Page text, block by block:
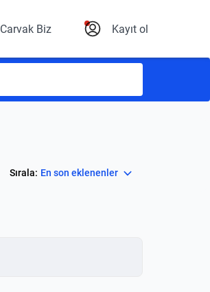
Carvak Biz Kayıt ol
Sırala: En son eklenenler